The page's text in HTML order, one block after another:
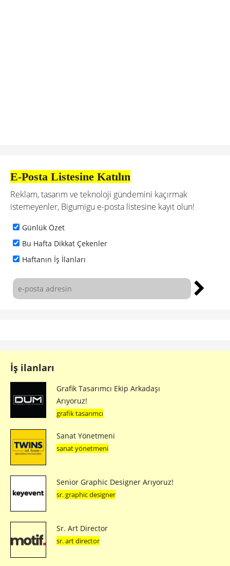
E-Posta Listesine Katılın
Reklam, tasarım ve teknoloji gündemini kaçırmak
istemeyenler, Bigumigu e-posta listesine kayıt olun!
Günlük Özet
Bu Hafta Dikkat Çekenler
Haftanın İş İlanları
İş ilanları
Grafik Tasarımcı Ekip Arkadaşı
Arıyoruz!
grafik tasarımcı
Sanat Yönetmeni
sanat yönetmeni
Senior Graphic Designer Arıyoruz!
sr. graphic designer
Sr. Art Director
sr. art director